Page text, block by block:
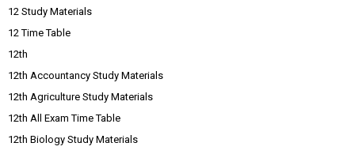
12 Study Materials
12 Time Table
12th
12th Accountancy Study Materials
12th Agriculture Study Materials
12th All Exam Time Table
12th Biology Study Materials